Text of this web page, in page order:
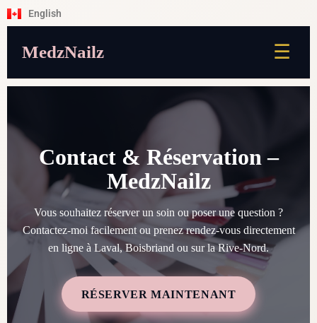
English
MedzNailz ☰
Contact & Réservation –
MedzNailz
Vous souhaitez réserver un soin ou poser une question ?
Contactez-moi facilement ou prenez rendez-vous directement
en ligne à Laval, Boisbriand ou sur la Rive-Nord.
RÉSERVER MAINTENANT